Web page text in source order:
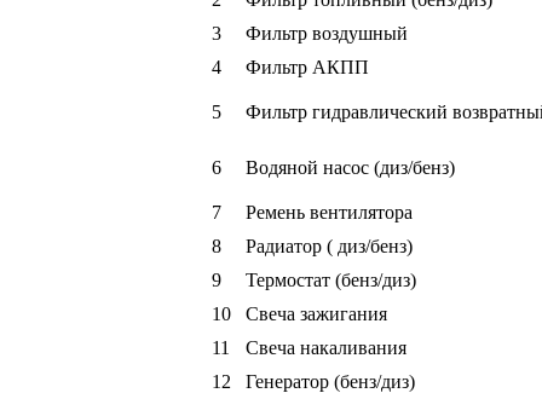
3
Фильтр воздушный
4
Фильтр АКПП
5 Фильтр гидравлический
6 Водяной насос (диз/бенз)
7
Ремень вентилятора
8
Радиатор ( диз/бенз)
9
Термостат (бенз/диз)
10
Свеча зажигания
11
Свеча накаливания
12
Генератор (бенз/диз)